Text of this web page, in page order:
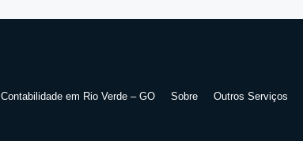
Contabilidade em Rio Verde – GO Sobre Outros Serviços